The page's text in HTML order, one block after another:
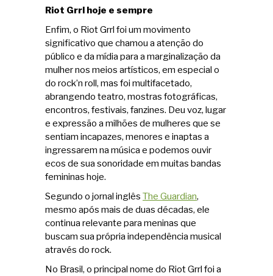
Riot Grrl hoje e sempre
Enfim, o Riot Grrl foi um movimento
significativo que chamou a atenção do
público e da mídia para a marginalização da
mulher nos meios artísticos, em especial o
do rock’n roll, mas foi multifacetado,
abrangendo teatro, mostras fotográficas,
encontros, festivais, fanzines. Deu voz, lugar
e expressão a milhões de mulheres que se
sentiam incapazes, menores e inaptas a
ingressarem na música e podemos ouvir
ecos de sua sonoridade em muitas bandas
femininas hoje.
Segundo o jornal inglês The Guardian,
mesmo após mais de duas décadas, ele
continua relevante para meninas que
buscam sua própria independência musical
através do rock.
No Brasil, o principal nome do Riot Grrl foi a